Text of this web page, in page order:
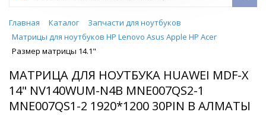
Главная Каталог
Запчасти для ноутбуков
Матрицы для ноутбуков HP Lenovo Asus Apple HP Acer
Размер матрицы 14.1"
МАТРИЦА ДЛЯ НОУТБУКА HUAWEI MDF-X
14" NV140WUM-N4B MNE007QS2-1
MNE007QS1-2 1920*1200 30PIN В АЛМАТЫ